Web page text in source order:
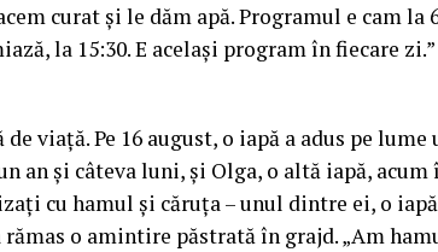
curat și le dăm apă. Programul e cam
la 15:30. E același program în fiecare
viață. Pe 16 august, o iapă a adus pe lume
an și câteva luni, și Olga, o altă iapă,
cu hamul și căruța – unul dintre ei, o
o amintire păstrată în grajd. „Am